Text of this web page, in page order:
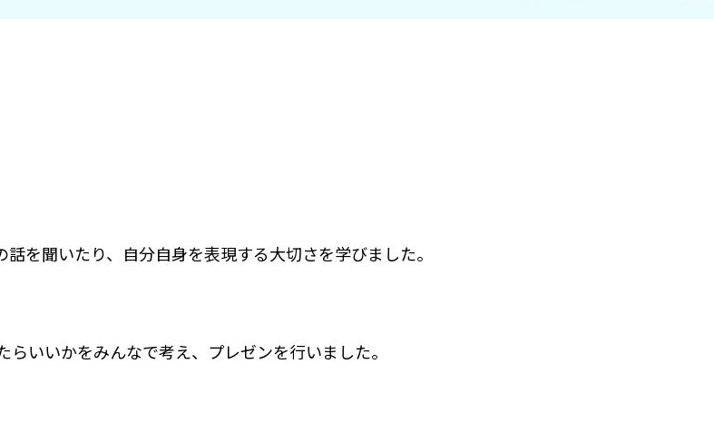
を聞いたり、自分自身を表現する大切さを学びました。
いいかをみんなで考え、プレゼンを行いました。